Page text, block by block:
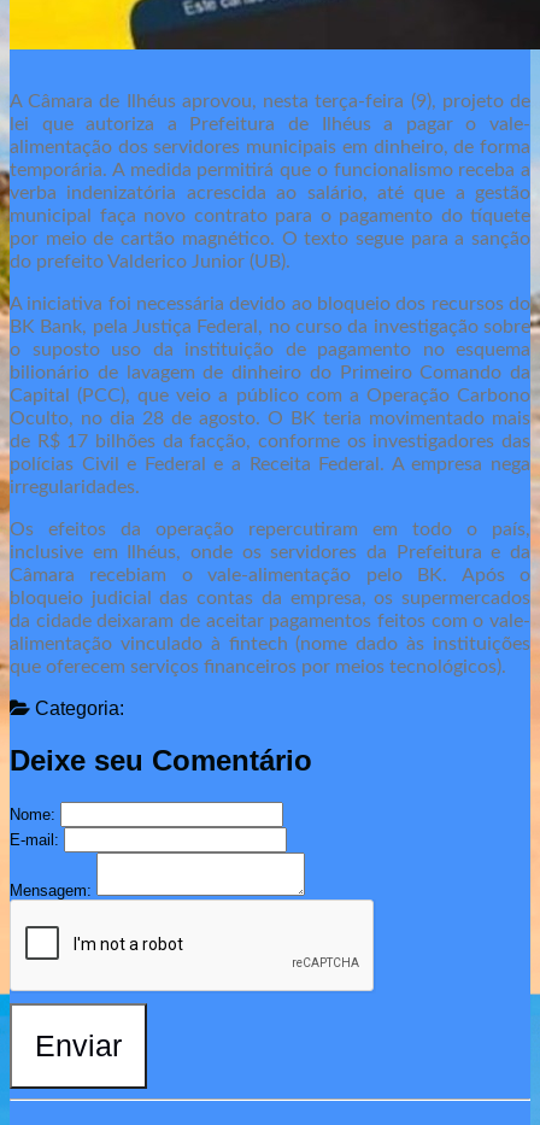
A Câmara de Ilhéus aprovou, nesta terça-feira (9), projeto de
lei que autoriza a Prefeitura de Ilhéus a pagar o vale-
alimentação dos servidores municipais em dinheiro, de forma
temporária. A medida permitirá que o funcionalismo receba a
verba indenizatória acrescida ao salário, até que a gestão
municipal faça novo contrato para o pagamento do tíquete
por meio de cartão magnético. O texto segue para a sanção
do prefeito Valderico Junior (UB).
A iniciativa foi necessária devido ao bloqueio dos recursos do
BK Bank, pela Justiça Federal, no curso da investigação sobre
o suposto uso da instituição de pagamento no esquema
bilionário de lavagem de dinheiro do Primeiro Comando da
Capital (PCC), que veio a público com a Operação Carbono
Oculto, no dia 28 de agosto. O BK teria movimentado mais
de R$ 17 bilhões da facção, conforme os investigadores das
polícias Civil e Federal e a Receita Federal. A empresa nega
irregularidades.
Os efeitos da operação repercutiram em todo o país,
inclusive em Ilhéus, onde os servidores da Prefeitura e da
Câmara recebiam o vale-alimentação pelo BK. Após o
bloqueio judicial das contas da empresa, os supermercados
da cidade deixaram de aceitar pagamentos feitos com o vale-
alimentação vinculado à fintech (nome dado às instituições
que oferecem serviços financeiros por meios tecnológicos).
Categoria:
Deixe seu Comentário
Nome:
E-mail:
Mensagem:
Enviar